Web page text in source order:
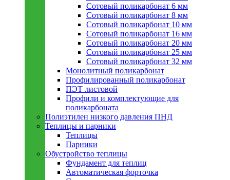
Сотовый поликарбонат 6 мм
Сотовый поликарбонат 8 мм
Сотовый поликарбонат 10 мм
Сотовый поликарбонат 16 мм
Сотовый поликарбонат 20 мм
Сотовый поликарбонат 25 мм
Сотовый поликарбонат 32 мм
Монолитный поликарбонат
Профилированный поликарбонат
ПЭТ листовой
Профили и комплектующие для
поликарбоната
Полиэтилен низкого давления ПНД
Теплицы и парники
Теплицы
Парники
Обустройство теплицы
Фундамент для теплиц
Автоматическая форточка